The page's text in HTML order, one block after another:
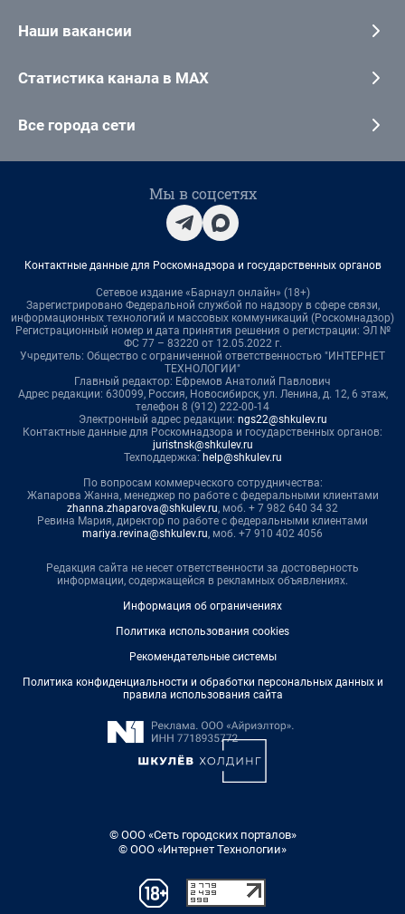
Наши вакансии
Статистика канала в MAX
Все города сети
Мы в соцсетях
Контактные данные для Роскомнадзора и государственных органов
Сетевое издание «Барнаул онлайн» (18+)
Зарегистрировано Федеральной службой по надзору в сфере связи,
информационных технологий и массовых коммуникаций (Роскомнадзор)
Регистрационный номер и дата принятия решения о регистрации: ЭЛ №
ФС 77 – 83220 от 12.05.2022 г.
Учредитель: Общество с ограниченной ответственностью "ИНТЕРНЕТ
ТЕХНОЛОГИИ"
Главный редактор: Ефремов Анатолий Павлович
Адрес редакции: 630099, Россия, Новосибирск, ул. Ленина, д. 12, 6 этаж,
телефон 8 (912) 222-00-14
Электронный адрес редакции: ngs22@shkulev.ru
Контактные данные для Роскомнадзора и государственных органов:
juristnsk@shkulev.ru
Техподдержка: help@shkulev.ru
По вопросам коммерческого сотрудничества:
Жапарова Жанна, менеджер по работе с федеральными клиентами
zhanna.zhaparova@shkulev.ru, моб. + 7 982 640 34 32
Ревина Мария, директор по работе с федеральными клиентами
mariya.revina@shkulev.ru, моб. +7 910 402 4056
Редакция сайта не несет ответственности за достоверность
информации, содержащейся в рекламных объявлениях.
Информация об ограничениях
Политика использования cookies
Рекомендательные системы
Политика конфиденциальности и обработки персональных данных и
правила использования сайта
© ООО «Сеть городских порталов»
© ООО «Интернет Технологии»